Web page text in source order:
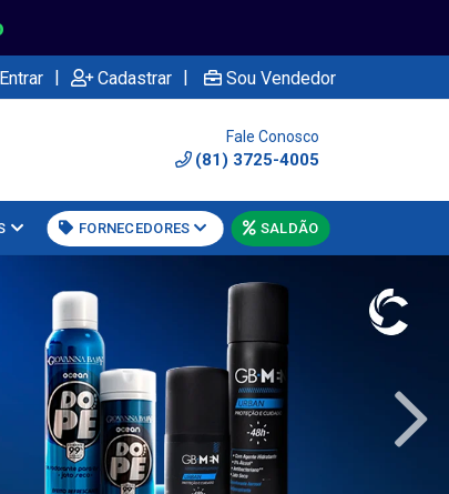
Entrar | Cadastrar | Sou Vendedor
Fale Conosco
(81) 3725-4005
FORNECEDORES SALDÃO